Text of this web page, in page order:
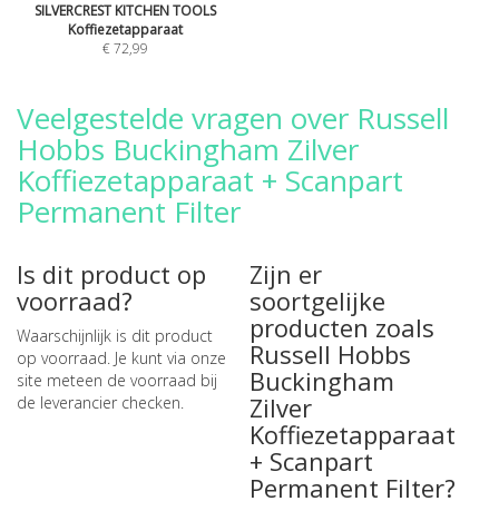
SILVERCREST KITCHEN TOOLS
Koffiezetapparaat
€ 72,99
Veelgestelde vragen over Russell
Hobbs Buckingham Zilver
Koffiezetapparaat + Scanpart
Permanent Filter
Is dit product op
voorraad?
Waarschijnlijk is dit product
op voorraad. Je kunt via onze
site meteen de voorraad bij
de leverancier checken.
Zijn er
soortgelijke
producten zoals
Russell Hobbs
Buckingham
Zilver
Koffiezetapparaat
+ Scanpart
Permanent Filter?